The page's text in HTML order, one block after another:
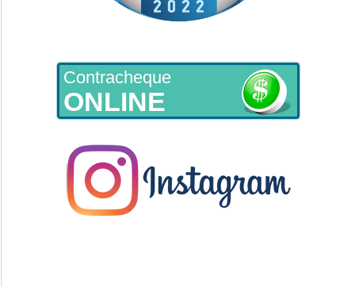
Contracheque
ONLINE